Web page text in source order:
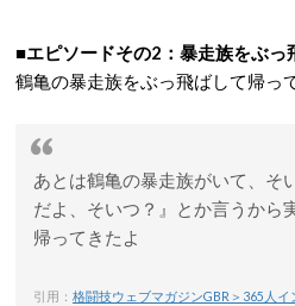
■エピソードその2：暴走族をぶっ
鶴亀の暴走族をぶっ飛ばして帰っ
あとは鶴亀の暴走族がいて、そ
だよ、そいつ？』とか言うから
帰ってきたよ
引用： 格闘技ウェブマガジンGBR＞365人